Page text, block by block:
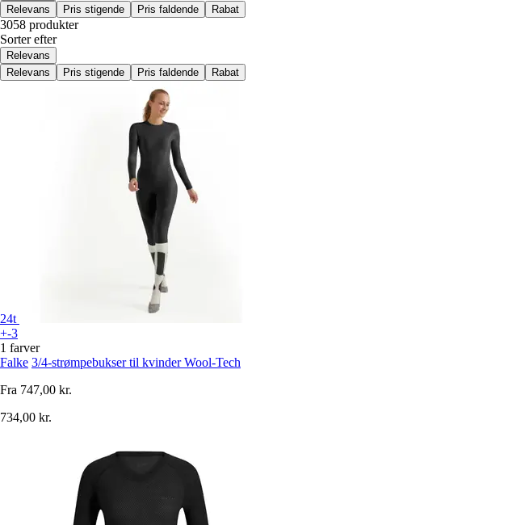
Relevans
Pris stigende Pris faldende Rabat
3058 produkter
Sorter efter
Relevans
Relevans
Pris stigende Pris faldende Rabat
24t
+-3
1 farver
Falke 3/4-strømpebukser til kvinder Wool-Tech
Fra 747,00 kr.
734,00 kr.